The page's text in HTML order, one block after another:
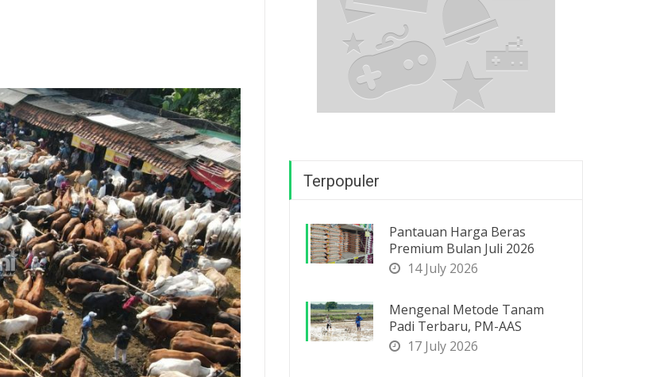
Terpopuler
Pantauan Harga Beras
Premium Bulan Juli 2026
14 July 2026
Mengenal Metode Tanam
Padi Terbaru, PM-AAS
17 July 2026